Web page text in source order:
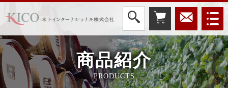
商品紹介
PRODUCTS